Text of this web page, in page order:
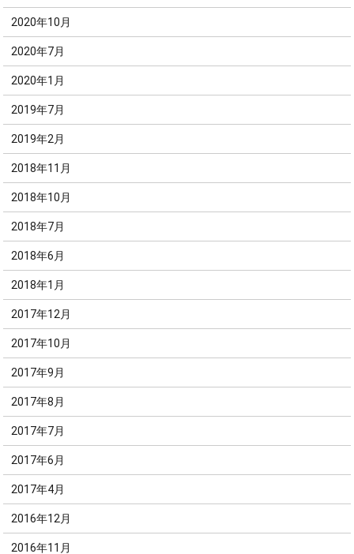
2020年10月
2020年7月
2020年1月
2019年7月
2019年2月
2018年11月
2018年10月
2018年7月
2018年6月
2018年1月
2017年12月
2017年10月
2017年9月
2017年8月
2017年7月
2017年6月
2017年4月
2016年12月
2016年11月